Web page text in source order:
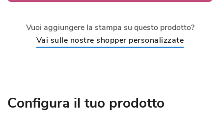
Vuoi aggiungere la stampa su questo prodotto?
Vai sulle nostre shopper personalizzate
Configura il tuo prodotto